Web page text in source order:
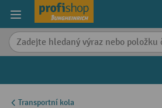
content
Transportní kola